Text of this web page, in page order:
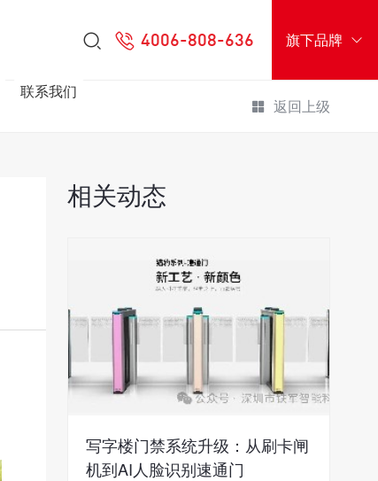
旗下品牌
4006-808-636
联系我们
返回上级
相关动态
写字楼门禁系统升级：从刷卡闸
机到AI人脸识别速通门